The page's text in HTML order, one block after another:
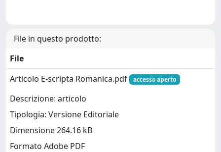
File in questo prodotto:
File
Articolo E-scripta Romanica.pdf
accesso aperto
Descrizione: articolo
Tipologia: Versione Editoriale
Dimensione 264.16 kB
Formato Adobe PDF